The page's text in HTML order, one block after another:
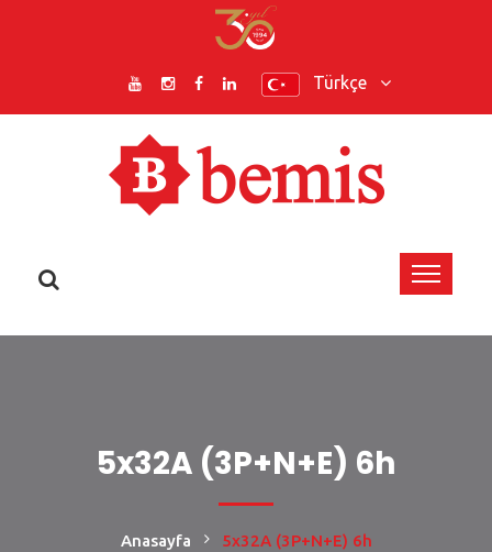
Türkçe
5x32A (3P+N+E) 6h
Anasayfa 5x32A (3P+N+E) 6h